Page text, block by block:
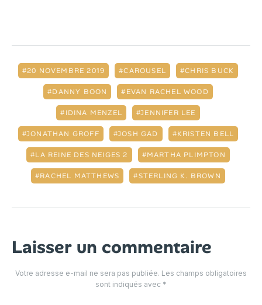
20 NOVEMBRE 2019 CAROUSEL CHRIS BUCK
DANNY BOON EVAN RACHEL WOOD
IDINA MENZEL JENNIFER LEE
JONATHAN GROFF JOSH GAD KRISTEN BELL
LA REINE DES NEIGES 2 MARTHA PLIMPTON
RACHEL MATTHEWS STERLING K. BROWN
Laisser un commentaire
Votre adresse e-mail ne sera pas publiée. Les champs obligatoires
sont indiqués avec *